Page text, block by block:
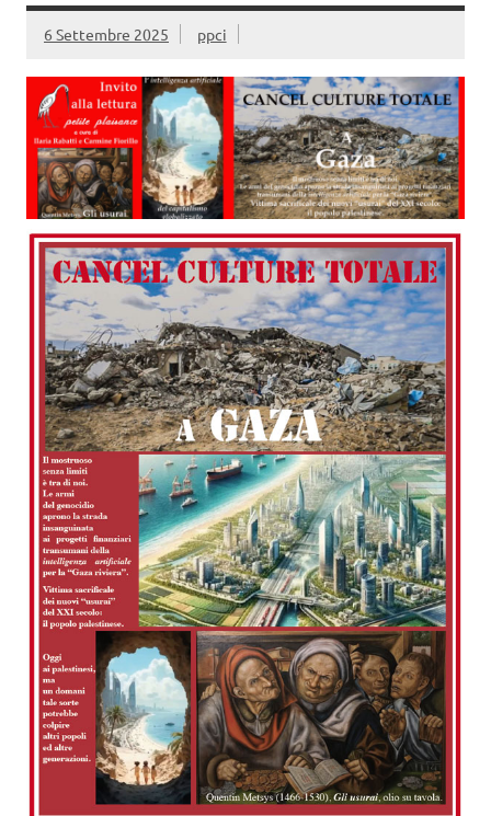
6 Settembre 2025 ppci